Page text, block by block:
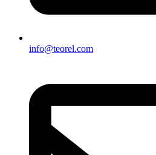
info@teorel.com